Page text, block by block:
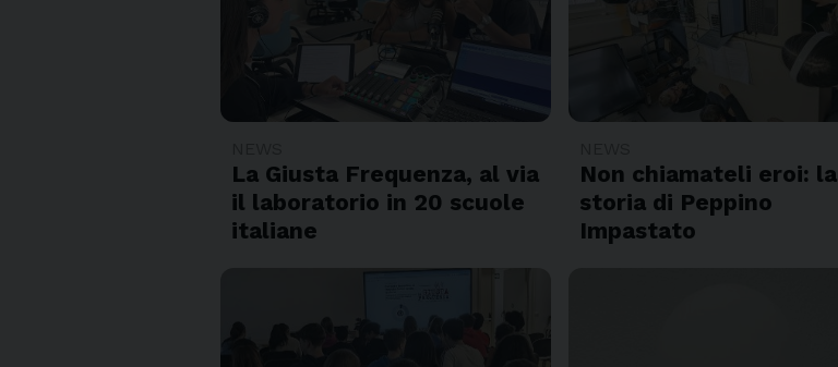
La Giusta Frequenza, al via
il laboratorio in 20 scuole
italiane
Non chiamateli eroi: la
storia di Peppino
Impastato